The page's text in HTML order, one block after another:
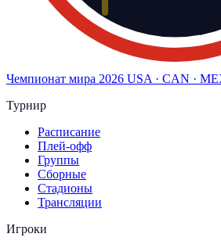
Чемпионат мира 2026 USA · CAN ·
Турнир
Расписание
Плей-офф
Группы
Сборные
Стадионы
Трансляции
Игроки